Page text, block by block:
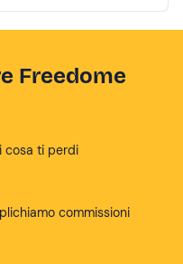
Freedome
cosa ti perdi
commissioni